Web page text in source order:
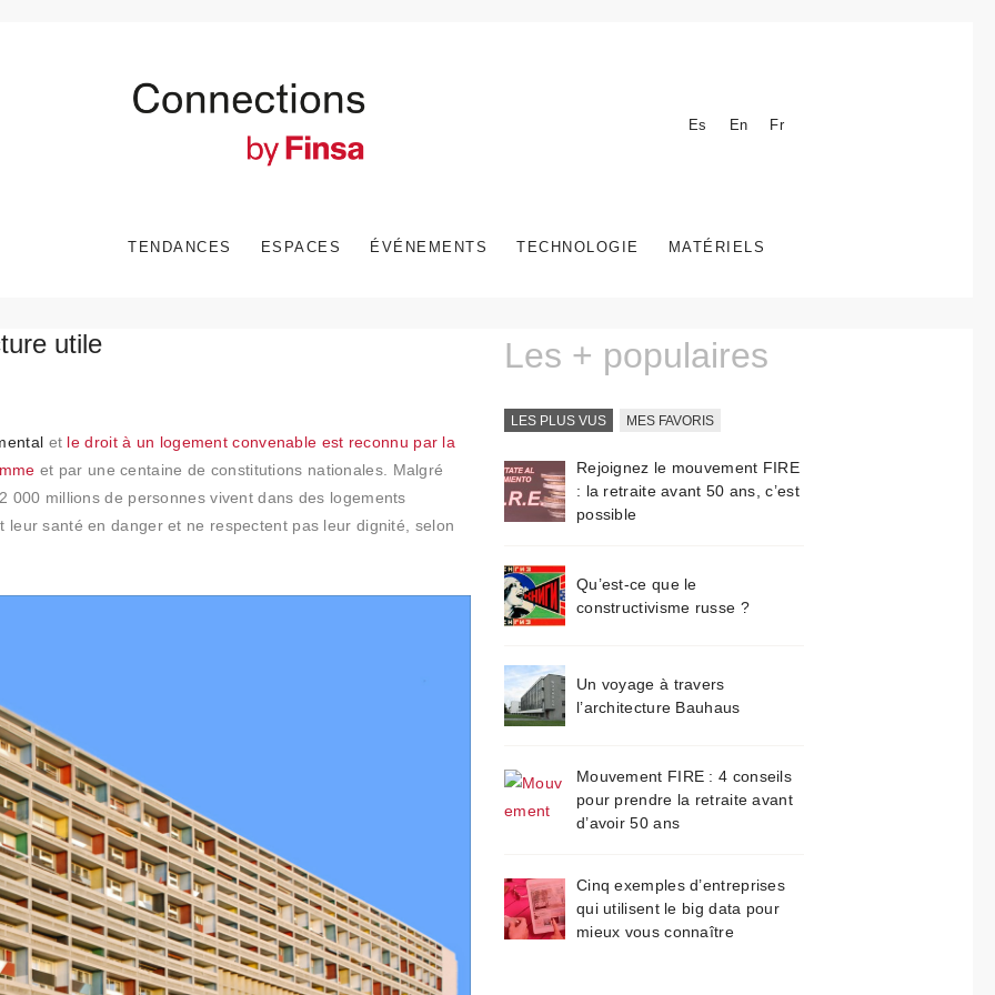
Es En Fr
TENDANCES ESPACES ÉVÉNEMENTS TECHNOLOGIE MATÉRIELS
utile
et le droit à un logement convenable est reconnu par la
et par une centaine de constitutions nationales. Malgré
000 millions de personnes vivent dans des logements
leur santé en danger et ne respectent pas leur dignité, selon
Les + populaires
LES PLUS VUS MES FAVORIS
Rejoignez le mouvement FIRE
: la retraite avant 50 ans, c’est
possible
Qu’est-ce que le
constructivisme russe ?
Un voyage à travers
l’architecture Bauhaus
Mouvement FIRE : 4 conseils
pour prendre la retraite avant
d’avoir 50 ans
Cinq exemples d’entreprises
qui utilisent le big data pour
mieux vous connaître